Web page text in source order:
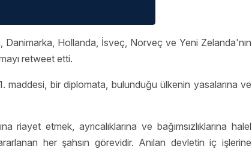
Danimarka, Hollanda, İsveç, Norveç ve Yeni Zelanda'nın
retweet etti.
maddesi, bir diplomata, bulunduğu ülkenin yasalarına ve
etmek, ayrıcalıklarına ve bağımsızlıklarına halel
her şahsın görevidir. Anılan devletin iç işlerine